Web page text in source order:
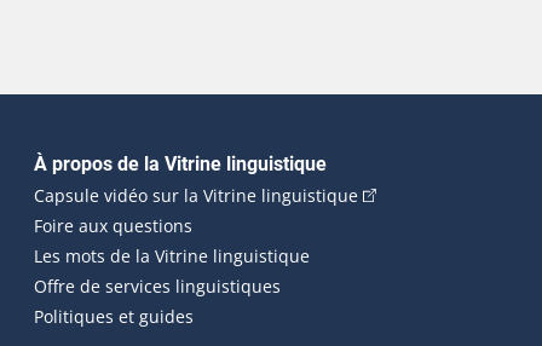
Navigation principale
À propos de la Vitrine linguistique
Capsule vidéo sur la Vitrine linguistique(Cet hyperlien
Foire aux questions
Les mots de la Vitrine linguistique
Offre de services linguistiques
Politiques et guides